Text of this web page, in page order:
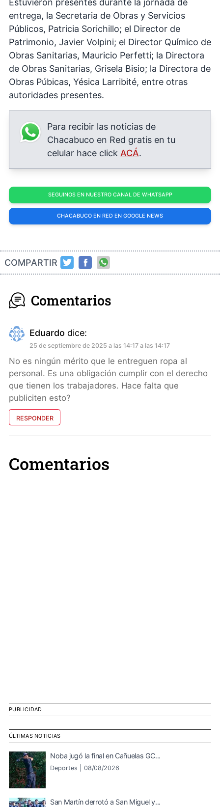
Estuvieron presentes durante la jornada de
entrega, la Secretaria de Obras y Servicios
Públicos, Patricia Sorichillo; el Director de
Patrimonio, Javier Volpini; el Director Químico de
Obras Sanitarias, Mauricio Perfetti; la Directora
de Obras Sanitarias, Grisela Bisio; la Directora de
Obras Púbicas, Yésica Larribité, entre otras
autoridades presentes.
Para recibir las noticias de
Chacabuco en Red gratis en tu
celular hace click ACÁ.
SEGUINOS EN NUESTRO CANAL DE WHATSAPP
CHACABUCO EN RED EN GOOGLE NEWS
COMPARTIR
Comentarios
Eduardo dice:
25 de septiembre de 2025 a las 14:17 a las 14:17
No es ningún mérito que le entreguen ropa al
personal. Es una obligación cumplir con el derecho
que tienen los trabajadores. Hace falta que
publiciten esto?
RESPONDER
Comentarios
PUBLICIDAD
ÚLTIMAS NOTICIAS
Noba jugó la final en Cañuelas GC...
Deportes | 08/08/2026
San Martín derrotó a San Miguel y...